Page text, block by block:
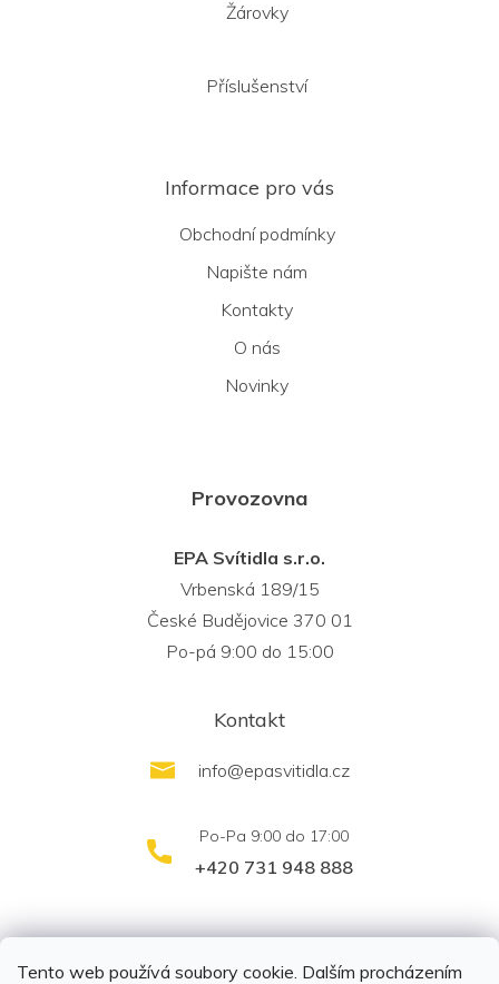
Tento web používá soubory cookie. Dalším procházením
Žárovky
Příslušenství
Informace pro vás
Obchodní podmínky
Napište nám
Kontakty
O nás
Novinky
Provozovna
EPA Svítidla s.r.o.
Vrbenská 189/15
České Budějovice 370 01
Po-pá 9:00 do 15:00
Kontakt
info@epasvitidla.cz
+420 731 948 888